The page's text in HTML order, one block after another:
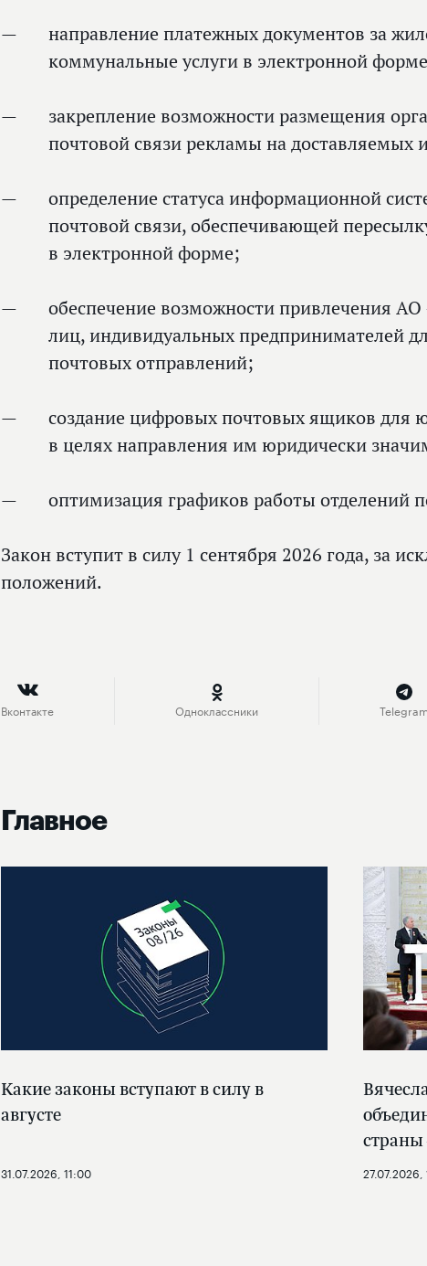
направление платежных документов за
коммунальные услуги в электронной
закрепление возможности размещения
почтовой связи рекламы на
определение статуса информационной
почтовой связи, обеспечивающей
в электронной форме;
обеспечение возможности привлечения
лиц, индивидуальных предпринимателей
почтовых отправлений;
создание цифровых почтовых ящиков для
в целях направления им юридически
оптимизация графиков работы отделений
Закон вступит в силу 1 сентября 2026 года, за
положений.
Вконтакте Одноклассники Telegram
Главное
Какие законы вступают в силу в
августе
31.07.2026, 11:00 27.07.2026,